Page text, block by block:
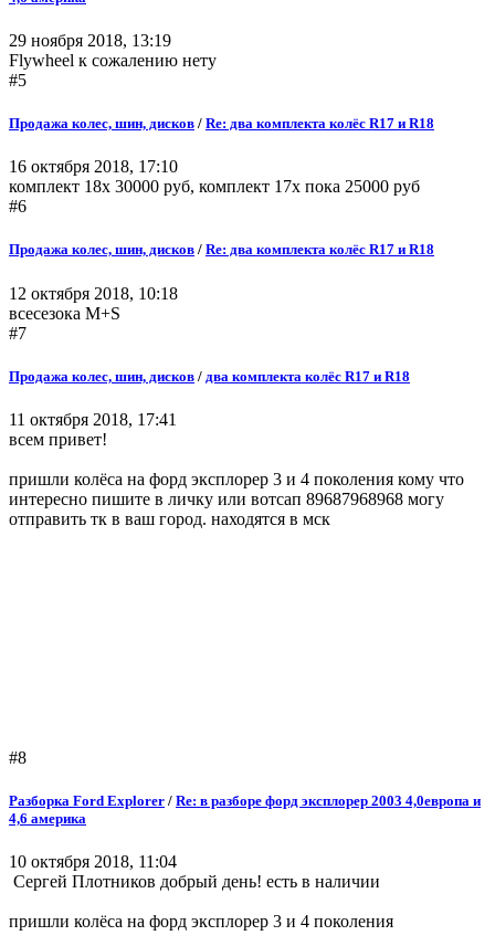
29 ноября 2018, 13:19
Flywheel к сожалению нету
#5
Продажа колес, шин, дисков / Re: два комплекта колёс R17 и R18
16 октября 2018, 17:10
комплект 18х 30000 руб, комплект 17х пока 25000 руб
#6
Продажа колес, шин, дисков / Re: два комплекта колёс R17 и R18
12 октября 2018, 10:18
всесезока M+S
#7
Продажа колес, шин, дисков / два комплекта колёс R17 и R18
11 октября 2018, 17:41
всем привет!
пришли колёса на форд эксплорер 3 и 4 поколения кому что
интересно пишите в личку или вотсап 89687968968 могу
отправить тк в ваш город. находятся в мск
#8
Разборка Ford Explorer / Re: в разборе форд эксплорер 2003 4,0европа и
4,6 америка
10 октября 2018, 11:04
Сергей Плотников добрый день! есть в наличии
пришли колёса на форд эксплорер 3 и 4 поколения